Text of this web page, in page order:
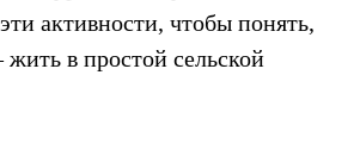
активности, чтобы понять,
в простой сельской